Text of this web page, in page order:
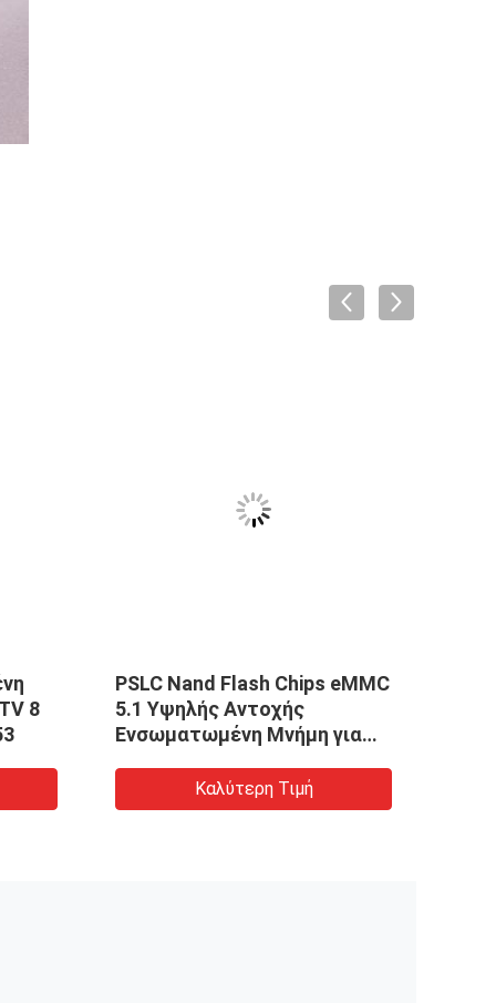
8
PSLC Nand Flash Chips eMMC
5.1 Υψηλής Αντοχής
Ενσωματωμένη Μνήμη για
νοημοσύνηΚαλύτερη Τιμή